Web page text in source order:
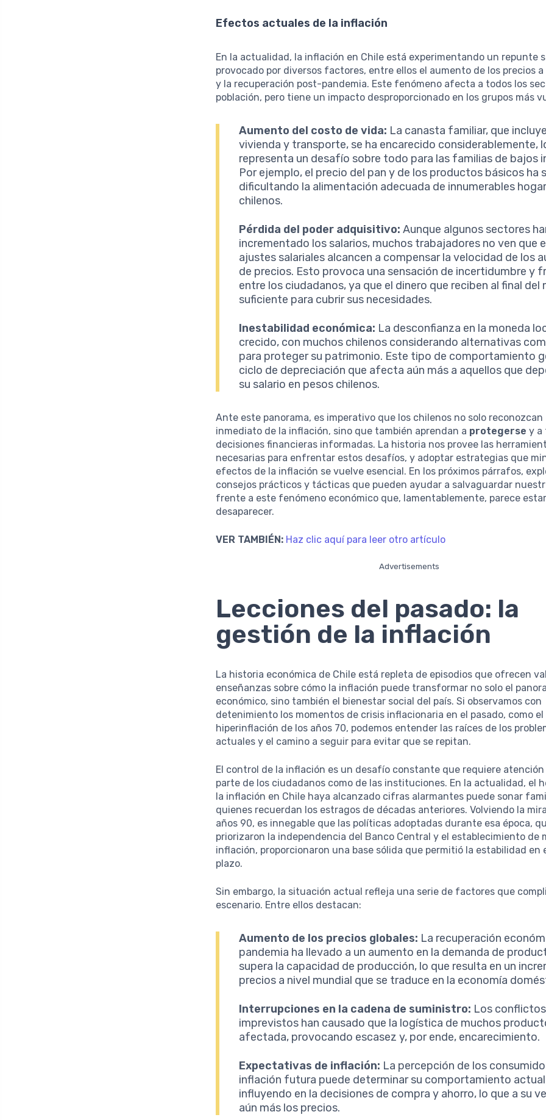
Efectos actuales de la inflación
En la actualidad, la inflación en Chile está experimentando un repunte
provocado por diversos factores, entre ellos el aumento de los precios
y la recuperación post-pandemia. Este fenómeno afecta a todos los
población, pero tiene un impacto desproporcionado en los grupos más
Aumento del costo de vida: La canasta familiar, que
vivienda y transporte, se ha encarecido considerablemente,
representa un desafío sobre todo para las familias de bajos
Por ejemplo, el precio del pan y de los productos básicos ha
dificultando la alimentación adecuada de innumerables
chilenos.
Pérdida del poder adquisitivo: Aunque algunos sectores
incrementado los salarios, muchos trabajadores no ven que
ajustes salariales alcancen a compensar la velocidad de los
de precios. Esto provoca una sensación de incertidumbre y
entre los ciudadanos, ya que el dinero que reciben al final del
suficiente para cubrir sus necesidades.
Inestabilidad económica: La desconfianza en la moneda
crecido, con muchos chilenos considerando alternativas
para proteger su patrimonio. Este tipo de comportamiento
ciclo de depreciación que afecta aún más a aquellos que
su salario en pesos chilenos.
Ante este panorama, es imperativo que los chilenos no solo
inmediato de la inflación, sino que también aprendan a protegerse y a
decisiones financieras informadas. La historia nos provee las
necesarias para enfrentar estos desafíos, y adoptar estrategias que
efectos de la inflación se vuelve esencial. En los próximos párrafos,
consejos prácticos y tácticas que pueden ayudar a salvaguardar
frente a este fenómeno económico que, lamentablemente, parece
desaparecer.
VER TAMBIÉN: Haz clic aquí para leer otro artículo
Advertisements
Lecciones del pasado: la
gestión de la inflación
La historia económica de Chile está repleta de episodios que ofrecen
enseñanzas sobre cómo la inflación puede transformar no solo el
económico, sino también el bienestar social del país. Si observamos con
detenimiento los momentos de crisis inflacionaria en el pasado, como
hiperinflación de los años 70, podemos entender las raíces de los
actuales y el camino a seguir para evitar que se repitan.
El control de la inflación es un desafío constante que requiere
parte de los ciudadanos como de las instituciones. En la actualidad, el
la inflación en Chile haya alcanzado cifras alarmantes puede sonar
quienes recuerdan los estragos de décadas anteriores. Volviendo la
años 90, es innegable que las políticas adoptadas durante esa época,
priorizaron la independencia del Banco Central y el establecimiento de
inflación, proporcionaron una base sólida que permitió la estabilidad en
plazo.
Sin embargo, la situación actual refleja una serie de factores que
escenario. Entre ellos destacan:
Aumento de los precios globales: La recuperación
pandemia ha llevado a un aumento en la demanda de
supera la capacidad de producción, lo que resulta en un
precios a nivel mundial que se traduce en la economía
Interrupciones en la cadena de suministro: Los
imprevistos han causado que la logística de muchos
afectada, provocando escasez y, por ende, encarecimiento.
Expectativas de inflación: La percepción de los
inflación futura puede determinar su comportamiento
influyendo en la decisiones de compra y ahorro, lo que a su
aún más los precios.